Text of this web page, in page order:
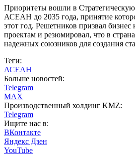
Приоритеты вошли в
АСЕАН до 2035 года, принятие
этот год. Решетников призвал
проектам и резюмировал, что в
надежных союзников для создания
Теги:
АСЕАН
Больше новостей:
Telegram
MAX
Производственный холдинг KMZ:
Telegram
Ищите нас в:
ВКонтакте
Яндекс Дзен
YouTube